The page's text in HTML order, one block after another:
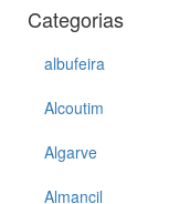
Categorias
albufeira
Alcoutim
Algarve
Almancil